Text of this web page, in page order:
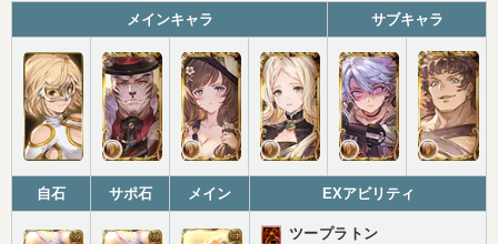
メインキャラ サブキャラ
自石 サポ石 メイン EXアビリティ
ツープラトン